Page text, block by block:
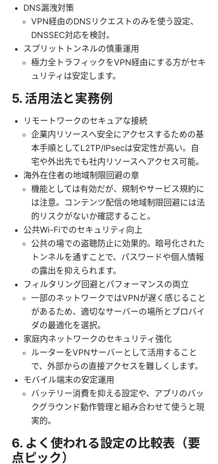
DNS漏洩対策
VPN経由のDNSリクエストのみを使う設定、
DNSSEC対応を検討。
スプリットトンネルの慎重運用
極力全トラフィックをVPN経由にする方がセキ
ュリティは安定します。
5. 活用法と実務例
リモートワークのセキュアな接続
企業内リソースへ安全にアクセスするための基
本手順としてL2TP/IPsecは安定性が高い。自
宅や外出先でも社内リソースへアクセス可能。
海外在住者の地域制限回避の章
機能としては有効だが、規制やサービス規約に
は注意。コンテンツ配信の地域制限回避には法
的リスクがないか確認すること。
公共Wi-Fiでのセキュリティ向上
公共の場での盗聴防止に効果的。暗号化された
トンネルを通すことで、パスワードや個人情報
の露出を抑えられます。
フィルタリング回避とパフォーマンスの両立
一部のネットワークではVPNが遅く感じること
があるため、適切なサーバーの場所とプロバイ
ダの最適化を選択。
家庭内ネットワークのセキュリティ強化
ルーターをVPNサーバーとして活用すること
で、外部からの直接アクセスを難しくします。
モバイル端末の安定運用
バッテリー消費を抑える設定や、アプリのバッ
クグラウンド動作管理と組み合わせて使うと現
実的。
6. よく使われる設定の比較表（要
点ピック）